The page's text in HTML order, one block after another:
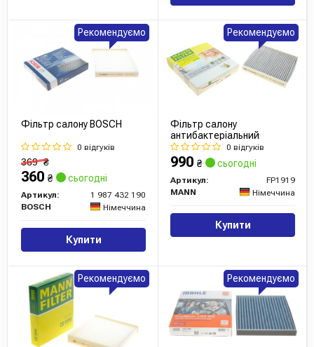
Фільтр салону BOSCH
0 відгуків
369₴
360 ₴ сьогодні
Артикул:
1 987 432 190
BOSCH
Німеччина
Купити
Рекомендуємо
Фільтр салону
антибактеріальний
0 відгуків
990 ₴ сьогодні
Артикул:
FP1919
MANN
Німеччина
Купити
Рекомендуємо
Рекомендуємо Рекомендуємо